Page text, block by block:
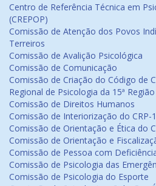
Centro de Referência Técnica em
(CREPOP)
Comissão de Atenção dos Povos
Terreiros
Comissão de Avalição Psicológica
Comissão de Comunicação
Comissão de Criação do Código de
Regional de Psicologia da 15ª Região
Comissão de Direitos Humanos
Comissão de Interiorização do CRP-
Comissão de Orientação e Ética do
Comissão de Orientação e
Comissão de Pessoa com
Comissão de Psicologia das
Comissão de Psicologia do Esporte